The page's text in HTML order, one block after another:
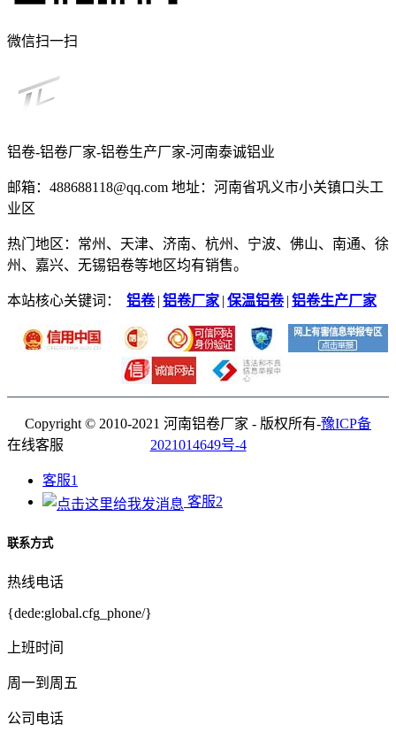
微信扫一扫
铝卷-铝卷厂家-铝卷生产厂家-河南泰诚铝业
邮箱：488688118@qq.com 地址：河南省巩义市小关镇口头工
业区
热门地区：常州、天津、济南、杭州、宁波、佛山、南通、徐
州、嘉兴、无锡铝卷等地区均有销售。
本站核心关键词： 铝卷 | 铝卷厂家 | 保温铝卷 | 铝卷生产厂家
Copyright © 2010-2021 河南铝卷厂家 - 版权所有-豫ICP备
2021014649号-4
在线客服
客服1
客服2
联系方式
热线电话
{dede:global.cfg_phone/}
上班时间
周一到周五
公司电话